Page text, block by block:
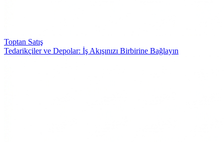
Toptan Satış
Tedarikçiler ve Depolar: İş Akışınızı Birbirine Bağlayın